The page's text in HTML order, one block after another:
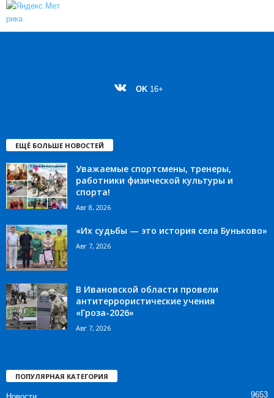
OK 16+
ЕЩЁ БОЛЬШЕ НОВОСТЕЙ
Уважаемые спортсмены, тренеры,
работники физической культуры и
спорта!
Авг 8, 2026
«Их судьбы — это история села Буньково»
Авг 7, 2026
В Ивановской области провели
антитеррористические учения
«Гроза-2026»
Авг 7, 2026
ПОПУЛЯРНАЯ КАТЕГОРИЯ
9653